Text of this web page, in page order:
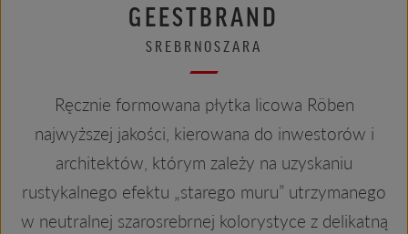
GEESTBRAND
SREBRNOSZARA
Ręcznie formowana płytka licowa Röben
najwyższej jakości, kierowana do inwestorów i
architektów, którym zależy na uzyskaniu
rustykalnego efektu „starego muru” utrzymanego
w neutralnej szarosrebrnej kolorystyce z delikatną